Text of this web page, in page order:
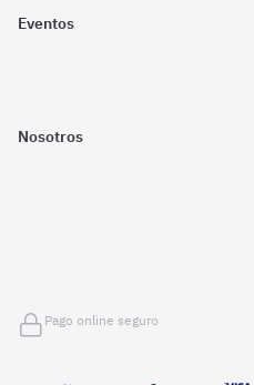
Eventos
Nosotros
Pago online seguro